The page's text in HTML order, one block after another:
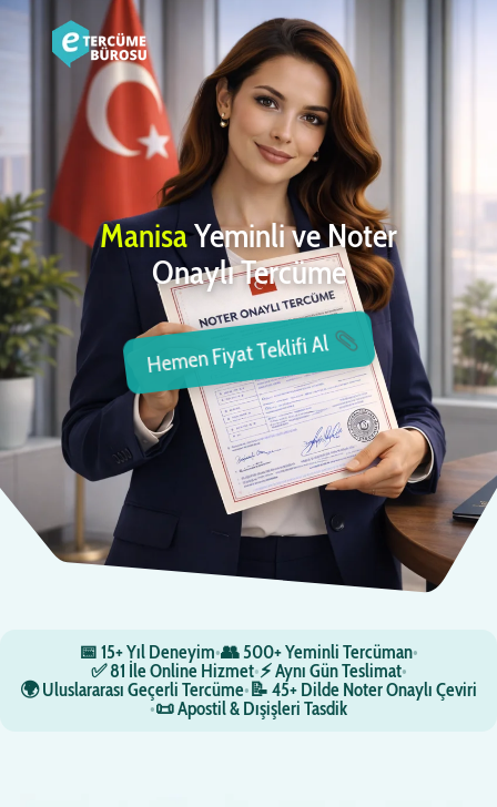
ManisaYeminli ve Noter
Onaylı Tercüme
Hemen Fiyat Teklifi Al
📅 15+ Yıl Deneyim•👥 500+ Yeminli Tercüman•
✅ 81 İle Online Hizmet•⚡ Aynı Gün Teslimat•
🌍 Uluslararası Geçerli Tercüme•📝 45+ Dilde Noter Onaylı Çeviri
•📜 Apostil & Dışişleri Tasdik